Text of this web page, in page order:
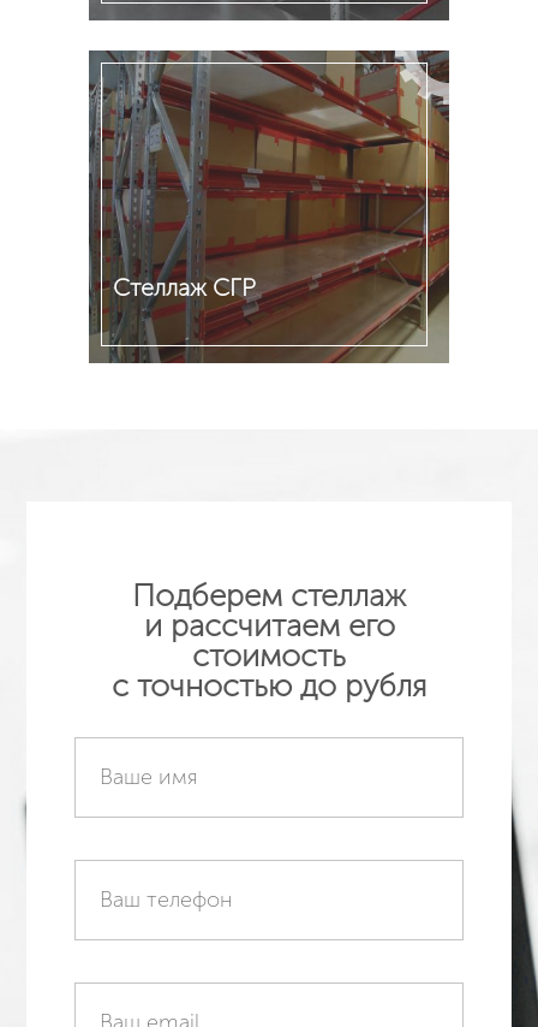
Подробнее
Стеллаж СГР
Подберем стеллаж
и рассчитаем его
стоимость
с точностью до рубля